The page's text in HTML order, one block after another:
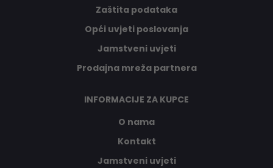
Zaštita podataka
Opći uvjeti poslovanja
Jamstveni uvjeti
Prodajna mreža partnera
INFORMACIJE ZA KUPCE
O nama
Kontakt
Jamstveni uvjeti